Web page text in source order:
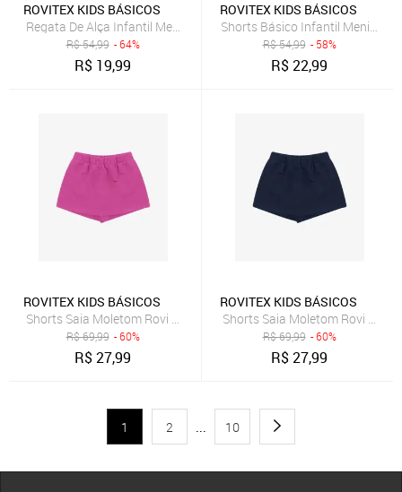
ROVITEX KIDS BÁSICOS
Regata De Alça Infantil Menina Rovi Kids Bege
R$54,99 - 64%
R$ 19,99
ROVITEX KIDS BÁSICOS
Shorts Básico Infantil Menina
R$54,99 - 58%
R$22,99
ROVITEX KIDS BÁSICOS
Shorts Saia Moletom Rovi Kids Rosa
R$69,99 - 60%
R$27,99
ROVITEX KIDS BÁSICOS
Shorts Saia Moletom Rovi Kids
R$69,99 - 60%
R$27,99
1 2 ... 10